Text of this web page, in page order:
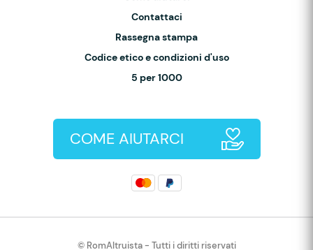
Contattaci
Rassegna stampa
Codice etico e condizioni d'uso
5 per 1000
COME AIUTARCI
© RomAltruista - Tutti i diritti riservati